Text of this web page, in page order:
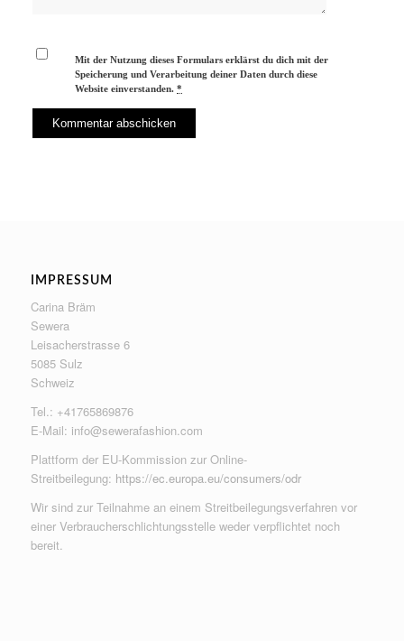
Mit der Nutzung dieses Formulars erklärst du dich mit der
Speicherung und Verarbeitung deiner Daten durch diese
Website einverstanden.*
IMPRESSUM
Carina Bräm
Sewera
Leisacherstrasse 6
5085 Sulz
Schweiz
Tel.: +41765869876
E-Mail: info@sewerafashion.com
Plattform der EU-Kommission zur Online-
Streitbeilegung: https://ec.europa.eu/consumers/odr
Wir sind zur Teilnahme an einem Streitbeilegungsverfahren vor
einer Verbraucherschlichtungsstelle weder verpflichtet noch
bereit.